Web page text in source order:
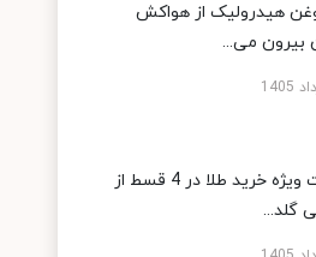
هیدرولیک از هواکش
بیرون می...
فرصت ویژه خرید طلا در 4 قسط از
گلد...